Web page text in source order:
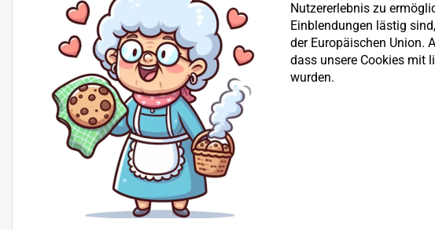
Nutzererlebnis zu
Einblendungen lästig
der Europäischen Union.
dass unsere Cookies mit
wurden.
Bereits seit über 25 Jahren befassen wir uns mit dem Verkauf, der
der Reparatur von Garten-, Winter- und Kommunalgeräten.
+43 512 30 25 03
H+S Technik GmbH, Landesstraße 18, 6176 Völs